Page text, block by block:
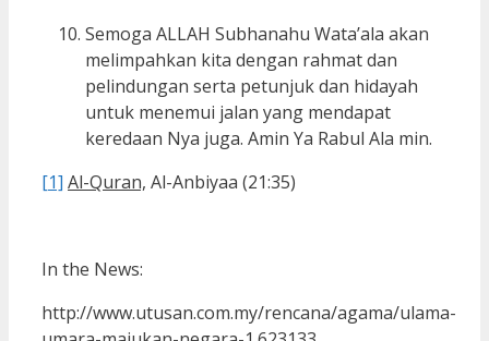
Semoga ALLAH Subhanahu Wata’ala akan
melimpahkan kita dengan rahmat dan
pelindungan serta petunjuk dan hidayah
untuk menemui jalan yang mendapat
keredaan Nya juga. Amin Ya Rabul Ala min.
[1] Al-Quran, Al-Anbiyaa (21:35)
In the News:
http://www.utusan.com.my/rencana/agama/ulama-